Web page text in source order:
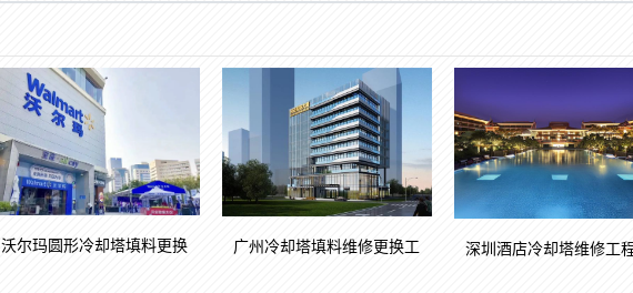
沃尔玛圆形冷却塔填料更换 广州冷却塔填料维修更换工 深圳酒店冷却塔维修工